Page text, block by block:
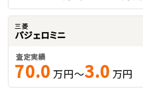
三菱
パジェロミニ
査定実績
70.0 万円～3.0 万円